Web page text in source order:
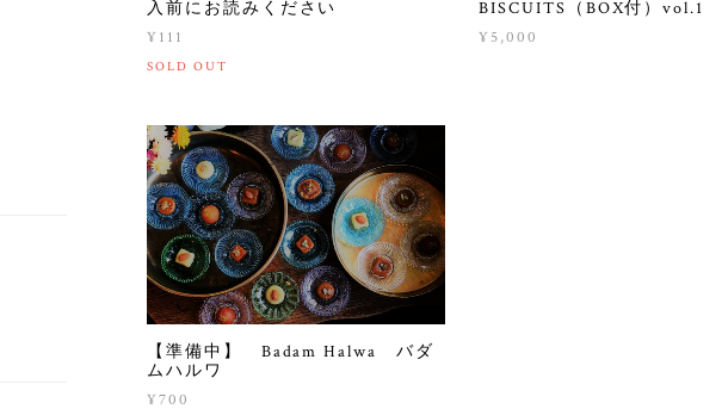
入前にお読みください
¥111
SOLD OUT
BISCUITS（BOX付）vol.1
¥5,000
【準備中】 Badam Halwa バダ
ムハルワ
¥700